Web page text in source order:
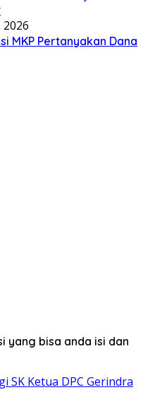
MKP Pertanyakan Dana
yang bisa anda isi dan